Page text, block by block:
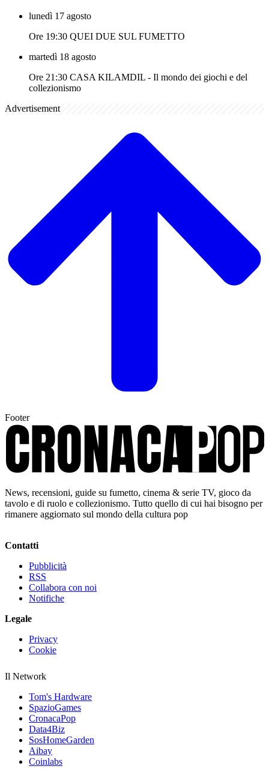
lunedì 17 agosto
Ore 19:30 QUEI DUE SUL FUMETTO
martedì 18 agosto
Ore 21:30 CASA KILAMDIL - Il mondo dei giochi e del
collezionismo
Advertisement
Footer
News, recensioni, guide su fumetto, cinema & serie TV, gioco da
tavolo e di ruolo e collezionismo. Tutto quello di cui hai bisogno per
rimanere aggiornato sul mondo della cultura pop
Contatti
Pubblicità
RSS
Collabora con noi
Notifiche
Legale
Privacy
Cookie
Il Network
Tom's Hardware
SpazioGames
CronacaPop
Data4Biz
SosHomeGarden
Aibay
Coinlabs